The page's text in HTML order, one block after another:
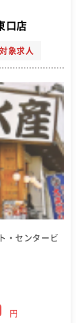
口店
象求人
・センタービ
円